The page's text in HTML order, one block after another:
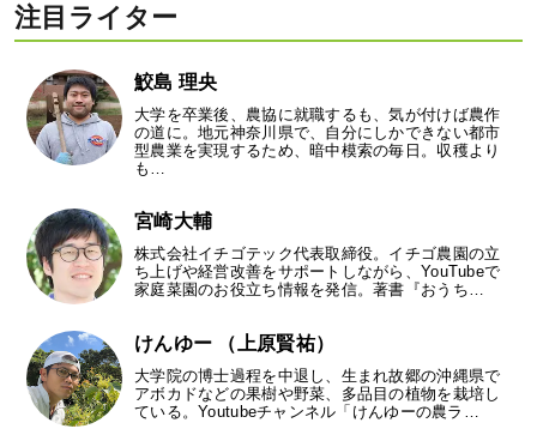
注目ライター
鮫島 理央
大学を卒業後、農協に就職するも、気が付けば農作
の道に。地元神奈川県で、自分にしかできない都市
型農業を実現するため、暗中模索の毎日。収穫より
も…
宮崎大輔
株式会社イチゴテック代表取締役。イチゴ農園の立
ち上げや経営改善をサポートしながら、YouTubeで
家庭菜園のお役立ち情報を発信。著書『おうち…
けんゆー （上原賢祐）
大学院の博士過程を中退し、生まれ故郷の沖縄県で
アボカドなどの果樹や野菜、多品目の植物を栽培し
ている。Youtubeチャンネル「けんゆーの農ラ…